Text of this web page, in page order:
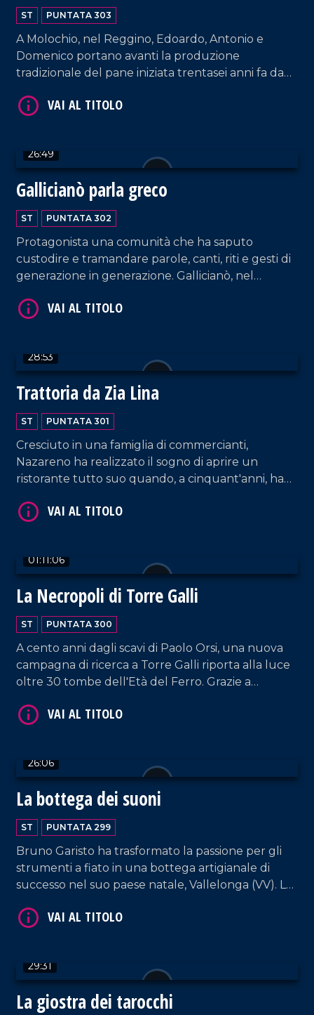
ST PUNTATA 303
A Molochio, nel Reggino, Edoardo, Antonio e
Domenico portano avanti la produzione
tradizionale del pane iniziata trentasei anni fa da
unica: il Pane dei Tre Grani, realizzato con tre
26:49
Gallicianò parla greco
ST PUNTATA 302
Protagonista una comunità che ha saputo
custodire e tramandare parole, canti, riti e gesti di
generazione in generazione. Gallicianò, nel
della cultura ellenofona, dove i cittadini ancora
28:53
Trattoria da Zia Lina
ST PUNTATA 301
Cresciuto in una famiglia di commercianti,
Nazareno ha realizzato il sogno di aprire un
ristorante tutto suo quando, a cinquant'anni, ha
dedicata alla sua amata mamma. Una bella
VAI AL TITOLO
01:11:06
La Necropoli di Torre Galli
ST PUNTATA 300
A cento anni dagli scavi di Paolo Orsi, una nuova
campagna di ricerca a Torre Galli riporta alla luce
oltre 30 tombe dell'Età del Ferro. Grazie a
preziosi dettagli che svelano la vita delle
VAI AL TITOLO
26:06
La bottega dei suoni
ST PUNTATA 299
Bruno Garisto ha trasformato la passione per gli
strumenti a fiato in una bottega artigianale di
successo nel suo paese natale, Vallelonga (VV). La
amore per il territorio permettano di costruire il
VAI AL TITOLO
29:31
La giostra dei tarocchi
VAI AL TITOLO
VAI AL TITOLO